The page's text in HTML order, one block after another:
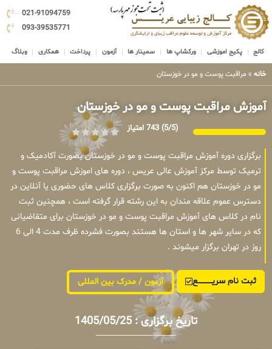
021-91094759
093-39535771
کالج پکیج اموزشی ورکشاپ ها سمینار ها آزمون پرداخت همکاری وبلاگ
خانه » مراقبت پوست و مو در خوزستان
آموزش مراقبت پوست و مو در خوزستان
(5/5) 743 امتیاز
برگزاری دوره آموزش مراقبت پوست و مو در خوزستان بصورت آکادمیک و
ترمیک توسط مرکز آموزش عالی عریس ، دوره های اموزش مراقبت پوست و
مو در خوزستان هم اکنون به صورت برگزاری کلاس های حضوری یا آنلاین در
دسترس عموم علاقه مندان به این رشته قرار گرفته است ، همچنین ثبت
نام در کلاس های آموزش مراقبت پوست و مو در خوزستان برای متقاضیانی
که در سایر شهر ها و استان ها هستند بصورت فشرده ظرف مدت 4 الی 6
روز در تهران برگزار میشوند .
ثبت نام سریــــــــــــع آزمون / مدرک بین المللی
تاریخ برگزاری : 1405/05/25